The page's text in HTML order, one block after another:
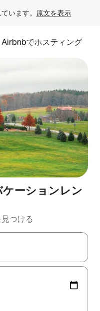
います。 原文を表示
Airbnbでホスティング
ーションレン
つける
印キーを使って移動するか